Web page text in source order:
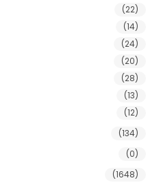
(22)
(14)
(24)
(20)
(28)
(13)
(12)
(134)
(0)
(1648)